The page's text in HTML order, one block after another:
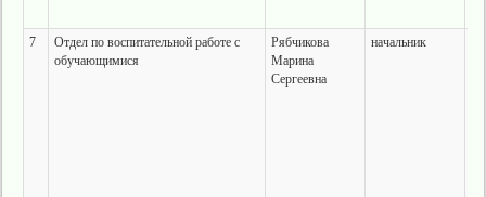
7
Отдел по воспитательной работе с
обучающимися
Рябчикова
Марина
Сергеевна
начальник